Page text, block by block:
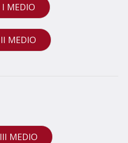
I MEDIO
II MEDIO
III MEDIO